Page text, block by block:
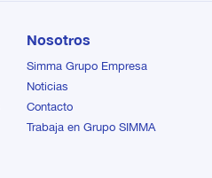
Nosotros
Simma Grupo Empresa
Noticias
Contacto
Trabaja en Grupo SIMMA